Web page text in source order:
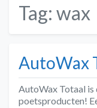
Tag: wax
AutoWax
AutoWax Totaal is
poetsproducten!